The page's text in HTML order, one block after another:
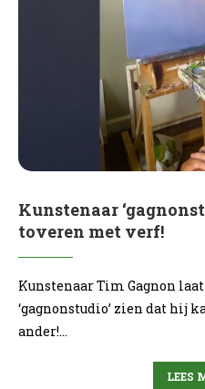
Kunstenaar
toveren met verf!
Kunstenaar Tim Gagnon
‘gagnonstudio’ zien dat hij
ander!…
LEES